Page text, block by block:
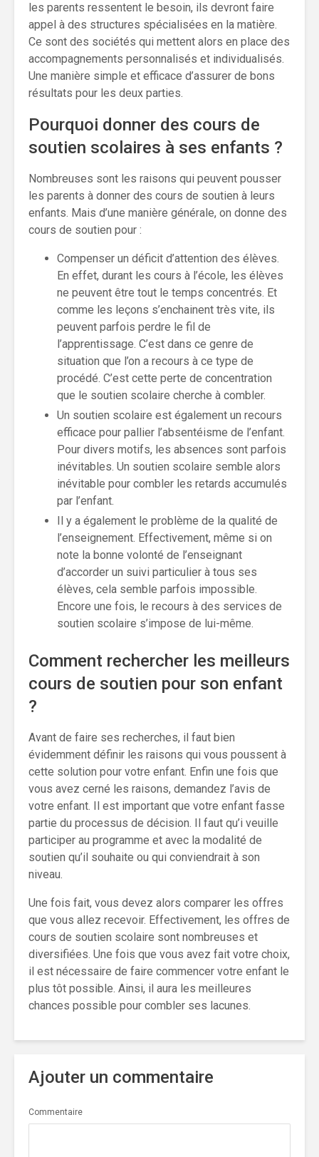
les parents ressentent le besoin, ils devront faire
appel à des structures spécialisées en la matière.
Ce sont des sociétés qui mettent alors en place des
accompagnements personnalisés et individualisés.
Une manière simple et efficace d’assurer de bons
résultats pour les deux parties.
Pourquoi donner des cours de
soutien scolaires à ses enfants ?
Nombreuses sont les raisons qui peuvent pousser
les parents à donner des cours de soutien à leurs
enfants. Mais d’une manière générale, on donne des
cours de soutien pour :
Compenser un déficit d’attention des élèves.
En effet, durant les cours à l’école, les élèves
ne peuvent être tout le temps concentrés. Et
comme les leçons s’enchainent très vite, ils
peuvent parfois perdre le fil de
l’apprentissage. C’est dans ce genre de
situation que l’on a recours à ce type de
procédé. C’est cette perte de concentration
que le soutien scolaire cherche à combler.
Un soutien scolaire est également un recours
efficace pour pallier l’absentéisme de l’enfant.
Pour divers motifs, les absences sont parfois
inévitables. Un soutien scolaire semble alors
inévitable pour combler les retards accumulés
par l’enfant.
Il y a également le problème de la qualité de
l’enseignement. Effectivement, même si on
note la bonne volonté de l’enseignant
d’accorder un suivi particulier à tous ses
élèves, cela semble parfois impossible.
Encore une fois, le recours à des services de
soutien scolaire s’impose de lui-même.
Comment rechercher les meilleurs
cours de soutien pour son enfant
?
Avant de faire ses recherches, il faut bien
évidemment définir les raisons qui vous poussent à
cette solution pour votre enfant. Enfin une fois que
vous avez cerné les raisons, demandez l’avis de
votre enfant. Il est important que votre enfant fasse
partie du processus de décision. Il faut qu’i veuille
participer au programme et avec la modalité de
soutien qu’il souhaite ou qui conviendrait à son
niveau.
Une fois fait, vous devez alors comparer les offres
que vous allez recevoir. Effectivement, les offres de
cours de soutien scolaire sont nombreuses et
diversifiées. Une fois que vous avez fait votre choix,
il est nécessaire de faire commencer votre enfant le
plus tôt possible. Ainsi, il aura les meilleures
chances possible pour combler ses lacunes.
Ajouter un commentaire
Commentaire